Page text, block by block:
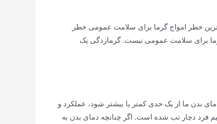
خطر امواج گرما برای سلامت عمومی خطر
برای سلامت عمومی نیست. گرمازدگی یک
بدن ما از یک حدی کمتر یا بیشتر شود، عملکرد و
مقدار این دما از ۳۷.۸ درجه افزایش پیدا کند، ما می‌گوییم فرد دچار تب شده است. اگر چنانچه دمای بدن به